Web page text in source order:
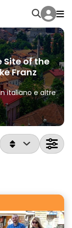
of the
Franz
italiano e altre